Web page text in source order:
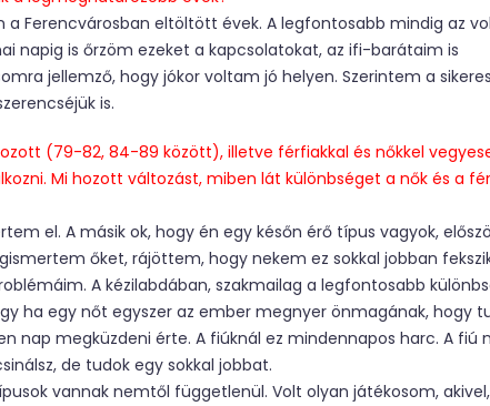
Ferencvárosban eltöltött évek. A legfontosabb mindig az
napig is őrzöm ezeket a kapcsolatokat, az ifi-barátaim is
jellemző, hogy jókor voltam jó helyen. Szerintem a sikeres
is.
(79-82, 84-89 között), illetve férfiakkal és nőkkel
Mi hozott változást, miben lát különbséget a nők és a
el. A másik ok, hogy én egy későn érő típus vagyok,
őket, rájöttem, hogy nekem ez sokkal jobban
A kézilabdában, szakmailag a legfontosabb
ha egy nőt egyszer az ember megnyer önmagának, hogy
nap megküzdeni érte. A fiúknál ez mindennapos harc. A fiú
de tudok egy sokkal jobbat.
vannak nemtől függetlenül. Volt olyan játékosom,